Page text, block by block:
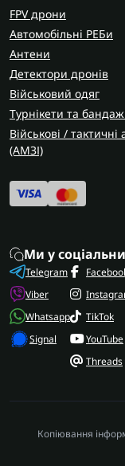
FPV дрони
Автомобільні РЕБи
Антени
Детектори дронів
Військовий одяг
Турнікети та
Військові / тактичні
(AMЗІ)
Ми у
Telegram
Viber
Whatsapp
Signal
TikTok
YouTube
Threads
Копіювання